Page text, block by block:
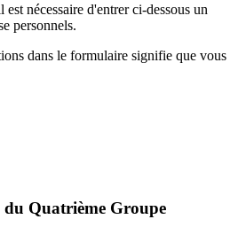
est nécessaire d'entrer ci-dessous un
personnels.
dans le formulaire signifie que vous
du Quatrième Groupe